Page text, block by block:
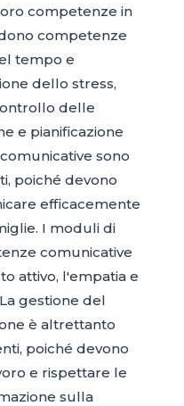
competenze in
competenze
tempo e
dello stress,
delle
e pianificazione
sono
poiché devono
efficacemente
I moduli di
comunicative
attivo, l'empatia e
gestione del
è altrettanto
poiché devono
e rispettare le
sulla